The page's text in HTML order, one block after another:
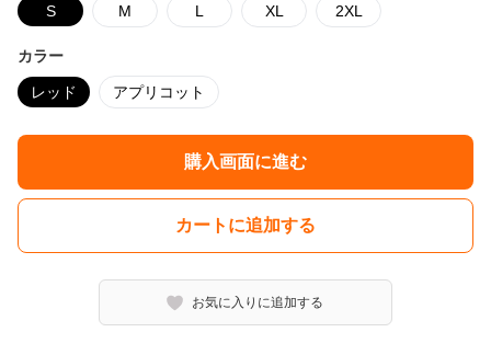
S M L XL 2XL
カラー
レッド アプリコット
購入画面に進む
カートに追加する
お気に入りに追加する